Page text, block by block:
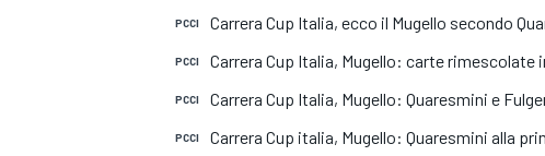
PCCI Carrera Cup Italia, ecco il Mugello secondo
PCCI Carrera Cup Italia, Mugello: carte rimescolate
PCCI Carrera Cup Italia, Mugello: Quaresmini e
PCCI Carrera Cup italia, Mugello: Quaresmini alla